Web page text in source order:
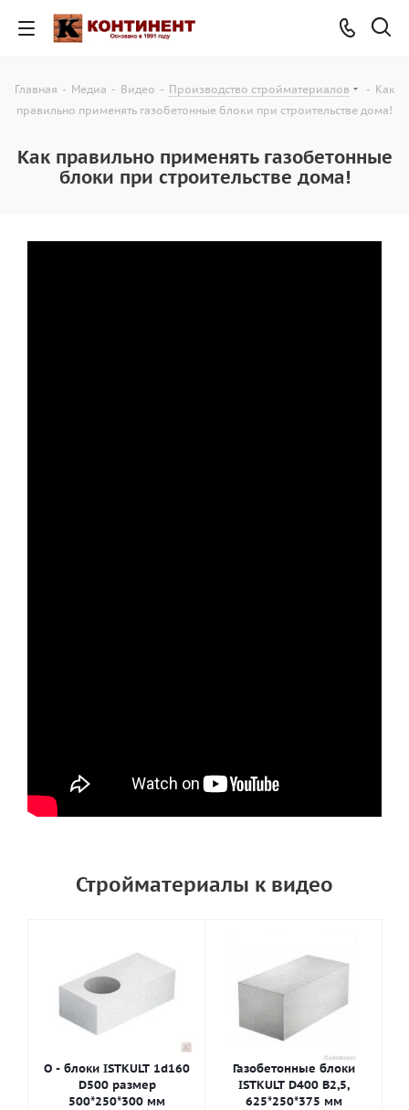
Главная - Медиа - Видео - Производство стройматериалов - Как
правильно применять газобетонные блоки при строительстве дома!
Как правильно применять газобетонные
блоки при строительстве дома!
Стройматериалы к видео
О - блоки ISTKULT 1d160
D500 размер
500*250*300 мм
Газобетонные блоки
ISTKULT D400 В2,5,
625*250*375 мм